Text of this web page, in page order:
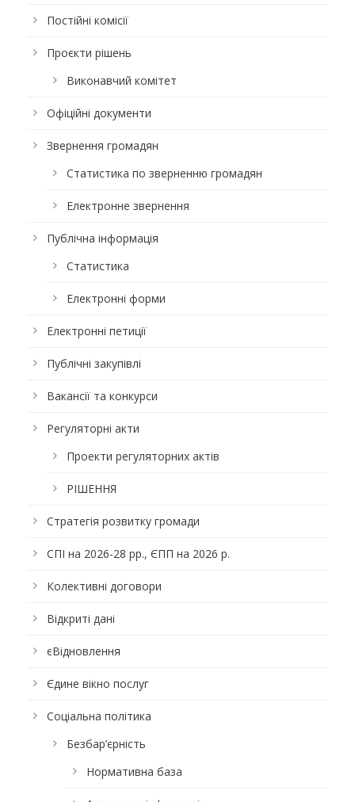
Постійні комісії
Проєкти рішень
Виконавчий комітет
Офіційні документи
Звернення громадян
Статистика по зверненню громадян
Електронне звернення
Публічна інформація
Статистика
Електронні форми
Електронні петиції
Публічні закупівлі
Вакансії та конкурси
Регуляторні акти
Проекти регуляторних актів
РІШЕННЯ
Стратегія розвитку громади
СПІ на 2026-28 рр., ЄПП на 2026 р.
Колективні договори
Відкриті дані
єВідновлення
Єдине вікно послуг
Соціальна політика
Безбар’єрність
Нормативна база